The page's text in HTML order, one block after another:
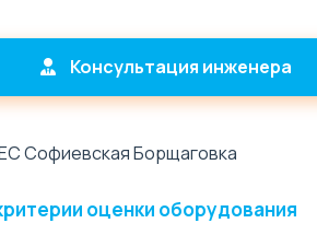
Консультация инженера
оценки оборудования